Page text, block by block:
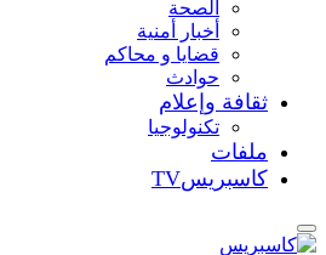
الصحة
أخبار أمنية
قضايا و محاكم
حوادث
ثقافة وإعلام
تكنولوجيا
ملفات
كاسبريسTV